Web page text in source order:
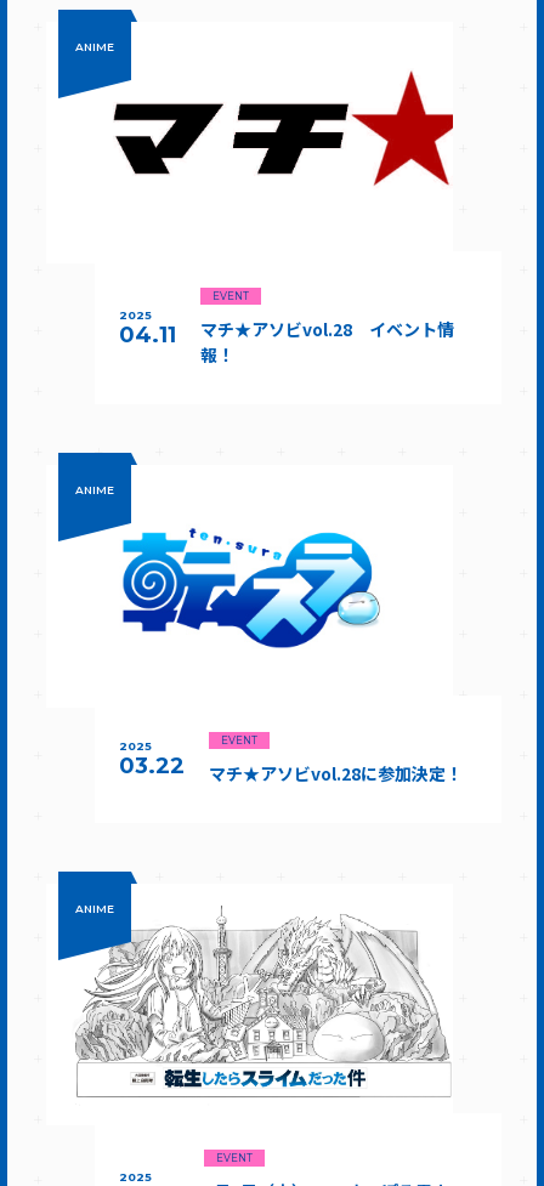
ANIME
2025
04.11
EVENT
マチ★アソビvol.28 イベント情
報！
ANIME
2025
03.22
EVENT
マチ★アソビvol.28に参加決定！
ANIME
2025
EVENT